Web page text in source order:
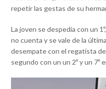
repetir las gestas de su
La joven se despedía con un
no cuenta y se vale de la
desempate con el regatista
segundo con un un 2º y un 7º